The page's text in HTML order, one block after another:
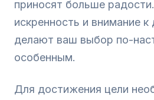
приносят больше
искренность и внимание
делают ваш выбор по-
особенным.
Для достижения цели